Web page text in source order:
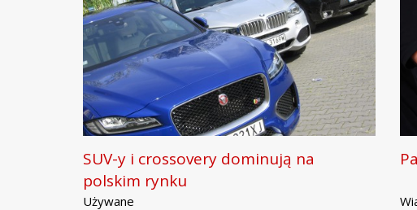
SUV-y i crossovery dominują na
polskim rynku
Używane